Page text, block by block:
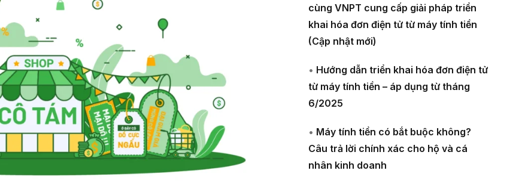
cùng VNPT cung cấp giải pháp triển
khai hóa đơn điện tử từ máy tính tiền
(Cập nhật mới)
• Hướng dẫn triển khai hóa đơn điện tử
từ máy tính tiền – áp dụng từ tháng
6/2025
• Máy tính tiền có bắt buộc không?
Câu trả lời chính xác cho hộ và cá
nhân kinh doanh